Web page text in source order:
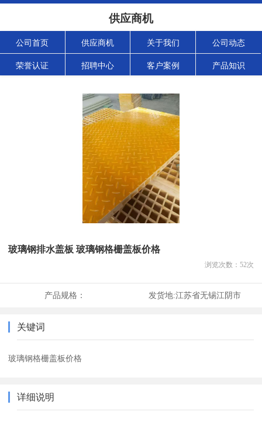
供应商机
公司首页 供应商机 关于我们 公司动态
荣誉认证 招聘中心 客户案例 产品知识
玻璃钢排水盖板 玻璃钢格栅盖板价格
浏览次数： 52次
产品规格： 发货地:江苏省无锡江阴市
关键词
玻璃钢格栅盖板价格
详细说明